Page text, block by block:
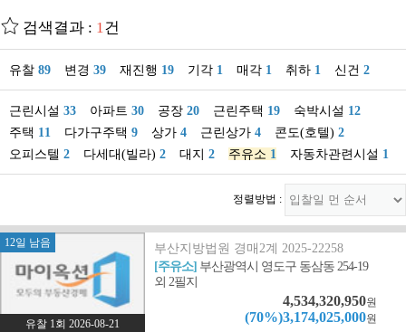
검색결과 : 1건
유찰 89 변경 39 재진행 19 기각 1 매각 1 취하 1 신건 2
근린시설 33 아파트 30 공장 20 근린주택 19 숙박시설 12
주택 11 다가구주택 9 상가 4 근린상가 4 콘도(호텔) 2
오피스텔 2 다세대(빌라) 2 대지 2 주유소 1 자동차관련시설 1
정렬방법 :
12일 남음
유찰 1회 2026-08-21
부산지방법원 경매2계 2025-22258
[주유소] 부산광역시 영도구 동삼동 254-19
외 2필지
4,534,320,950원
(70%)3,174,025,000원